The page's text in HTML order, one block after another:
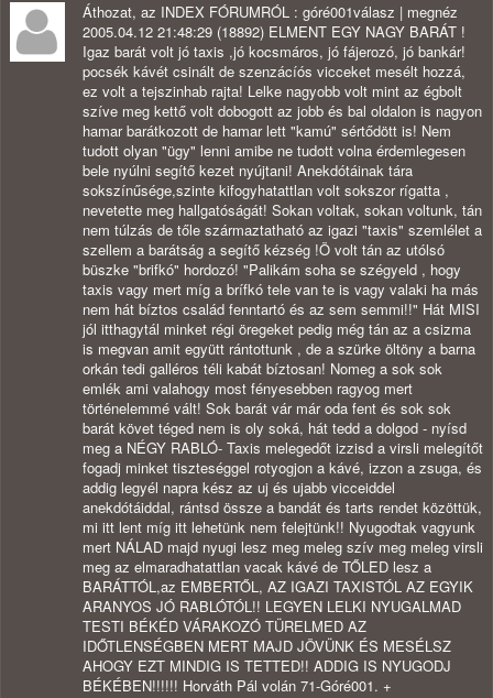
Áthozat, az INDEX FÓRUMRÓL : góré001válasz | megnéz
2005.04.12 21:48:29 (18892) ELMENT EGY NAGY BARÁT !
Igaz barát volt jó taxis ,jó kocsmáros, jó fájerozó, jó bankár!
pocsék kávét csinált de szenzácíós vicceket mesélt hozzá,
ez volt a tejszinhab rajta! Lelke nagyobb volt mint az égbolt
szíve meg kettő volt dobogott az jobb és bal oldalon is nagyon
hamar barátkozott de hamar lett "kamú" sértődött is! Nem
tudott olyan "ügy" lenni amibe ne tudott volna érdemlegesen
bele nyúlni segítő kezet nyújtani! Anekdótáinak tára
sokszínűsége,szinte kifogyhatattlan volt sokszor rígatta ,
nevetette meg hallgatóságát! Sokan voltak, sokan voltunk, tán
nem túlzás de tőle származtatható az igazi "taxis" szemlélet a
szellem a barátság a segítő kézség !Ö volt tán az utólsó
büszke "brifkó" hordozó! "Palikám soha se szégyeld , hogy
taxis vagy mert míg a brífkó tele van te is vagy valaki ha más
nem hát bíztos család fenntartó és az sem semmi!!" Hát MISI
jól itthagytál minket régi öregeket pedig még tán az a csizma
is megvan amit együtt rántottunk , de a szürke öltöny a barna
orkán tedi galléros téli kabát bíztosan! Nomeg a sok sok
emlék ami valahogy most fényesebben ragyog mert
történelemmé vált! Sok barát vár már oda fent és sok sok
barát követ téged nem is oly soká, hát tedd a dolgod - nyísd
meg a NÉGY RABLÓ- Taxis melegedőt izzisd a virsli melegítőt
fogadj minket tiszteséggel rotyogjon a kávé, izzon a zsuga, és
addig legyél napra kész az uj és ujabb vicceiddel
anekdótáiddal, rántsd össze a bandát és tarts rendet közöttük,
mi itt lent míg itt lehetünk nem felejtünk!! Nyugodtak vagyunk
mert NÁLAD majd nyugi lesz meg meleg szív meg meleg virsli
meg az elmaradhatattlan vacak kávé de TŐLED lesz a
BARÁTTÓL,az EMBERTŐL, AZ IGAZI TAXISTÓL AZ EGYIK
ARANYOS JÓ RABLÓTÓL!! LEGYEN LELKI NYUGALMAD
TESTI BÉKÉD VÁRAKOZÓ TÜRELMED AZ
IDŐTLENSÉGBEN MERT MAJD JÖVÜNK ÉS MESÉLSZ
AHOGY EZT MINDIG IS TETTED!! ADDIG IS NYUGODJ
BÉKÉBEN!!!!!! Horváth Pál volán 71-Góré001. +